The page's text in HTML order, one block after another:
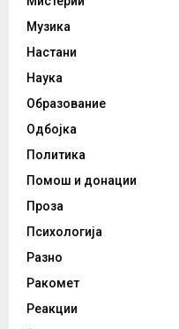
Музика
Настани
Наука
Образование
Одбојка
Политика
Помош и донации
Проза
Психологија
Разно
Ракомет
Реакции